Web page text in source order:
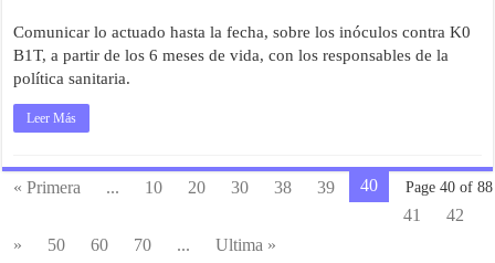
Comunicar lo actuado hasta la fecha, sobre los inóculos contra K0
B1T, a partir de los 6 meses de vida, con los responsables de la
política sanitaria.
Leer Más
Page 40 of 88
« Primera ... 10 20 30 38 39
40
41
42
»
50 60 70 ... Ultima »